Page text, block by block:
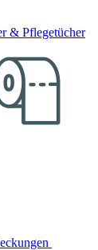
& Pflegetücher